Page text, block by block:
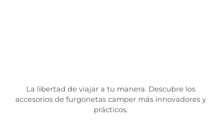
La libertad de viajar a tu manera. Descubre los
accesorios de furgonetas camper más innovadores y
prácticos.